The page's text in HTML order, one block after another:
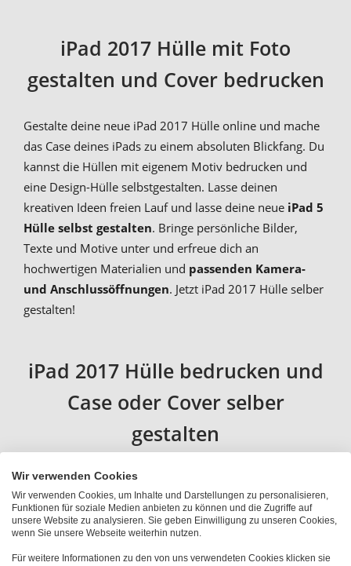
iPad 2017 Hülle mit Foto
gestalten und Cover bedrucken
Gestalte deine neue iPad 2017 Hülle online und mache
das Case deines iPads zu einem absoluten Blickfang. Du
kannst die Hüllen mit eigenem Motiv bedrucken und
eine Design-Hülle selbstgestalten. Lasse deinen
kreativen Ideen freien Lauf und lasse deine neue iPad 5
Hülle selbst gestalten. Bringe persönliche Bilder,
Texte und Motive unter und erfreue dich an
hochwertigen Materialien und passenden Kamera-
und Anschlussöffnungen. Jetzt iPad 2017 Hülle selber
gestalten!
iPad 2017 Hülle bedrucken und
Case oder Cover selber
gestalten
Du suchst nach einem hochwertigen und zugleich
individuellen Schutz für dein iPad 2017? Wie wäre es
dann mit einer Handytasche mit eigenem Bild? Der
brillanteTextildruck mit Fotoqualität
und abriebfest. BeimiPad 2017 Hülle mit Foto
Wir verwenden Cookies
Wir verwenden Cookies, um Inhalte und Darstellungen zu personalisieren,
Funktionen für soziale Medien anbieten zu können und die Zugriffe auf
unsere Website zu analysieren. Sie geben Einwilligung zu unseren Cookies,
wenn Sie unsere Webseite weiterhin nutzen.
Für weitere Informationen zu den von uns verwendeten Cookies klicken sie